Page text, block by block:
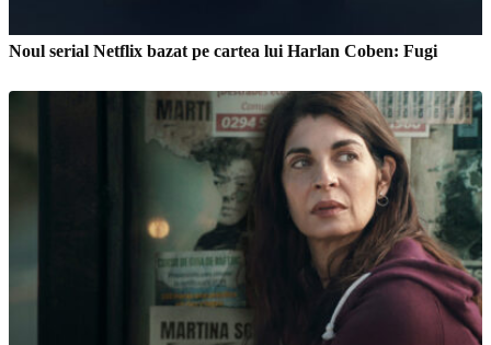
Noul serial Netflix bazat pe cartea lui Harlan Coben: Fugi